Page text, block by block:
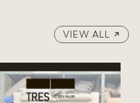
VIEW ALL